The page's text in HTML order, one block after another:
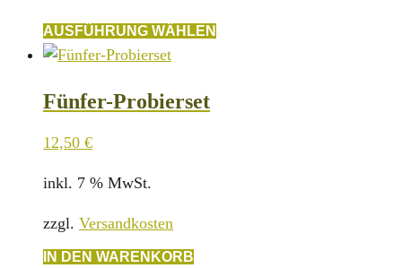
der
AUSFÜHRUNG WÄHLEN
Fünfer-Probierset
12,50 €
inkl. 7 % MwSt.
zzgl. Versandkosten
IN DEN WARENKORB